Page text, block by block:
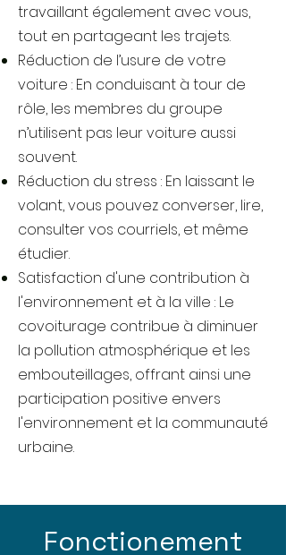
travaillant également avec vous,
tout en partageant les trajets.
Réduction de l’usure de votre
voiture : En conduisant à tour de
rôle, les membres du groupe
n’utilisent pas leur voiture aussi
souvent.
Réduction du stress : En laissant le
volant, vous pouvez converser, lire,
consulter vos courriels, et même
étudier.
Satisfaction d'une contribution à
l'environnement et à la ville : Le
covoiturage contribue à diminuer
la pollution atmosphérique et les
embouteillages, offrant ainsi une
participation positive envers
l'environnement et la communauté
urbaine.
Fonctionement